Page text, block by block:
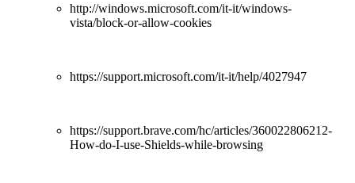
http://windows.microsoft.com/it-it/windows-
vista/block-or-allow-cookies
https://support.microsoft.com/it-it/help/4027947
https://support.brave.com/hc/articles/360022806212-
How-do-I-use-Shields-while-browsing